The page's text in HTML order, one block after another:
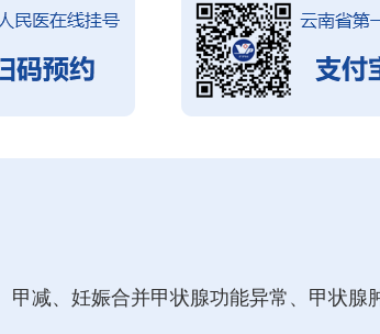
减、妊娠合并甲状腺功能异常、甲状